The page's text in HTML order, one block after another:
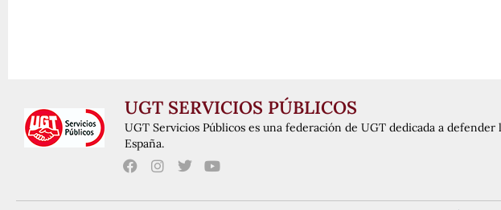
UGT SERVICIOS PÚBLICOS
UGT Servicios Públicos es una federación de UGT dedicada a
España.